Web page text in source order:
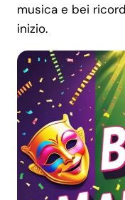
musica e bei
inizio.